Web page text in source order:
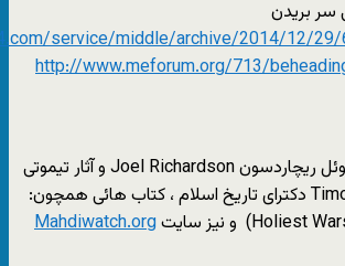
service/middle/archive/2014/12/
http://www.meforum.org/713/
ر. ک به کتاب های جوئل ریچاردسون Joel Richardson و آثار تیموتی
فرنیش Timothy Furnish دکترای تاریخ اسلام ، کتاب هائی همچون:
Mahdiwatch.org